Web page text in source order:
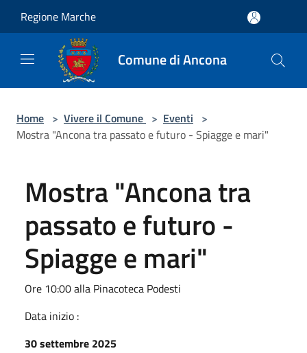
Regione Marche
Comune di Ancona
Home > Vivere il Comune > Eventi >
Mostra "Ancona tra passato e futuro - Spiagge e mari"
Mostra "Ancona tra
passato e futuro -
Spiagge e mari"
Ore 10:00 alla Pinacoteca Podesti
Data inizio :
30 settembre 2025